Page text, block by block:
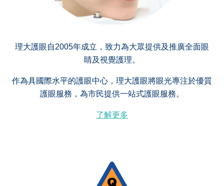
理大護眼自2005年成立，致力為大眾提供及推廣全面眼
睛及視覺護理。
作為具國際水平的護眼中心，理大護眼將眼光專注於優質
護眼服務，為市民提供一站式護眼服務。
了解更多